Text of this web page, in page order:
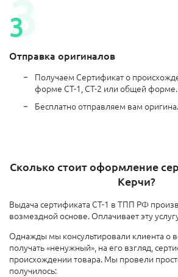
Отправка оригиналов
Получаем Сертификат о
форме СТ-1, СТ-2 или общей форме.
Бесплатно отправляем вам
Сколько стоит оформление
Керчи?
Выдача сертификата СТ-1 в ТПП РФ
возмездной основе. Оплачивает эту
Однажды мы консультировали клиента о
получать «ненужный», на его взгляд,
происхождении товара. Мы провели
получилось: